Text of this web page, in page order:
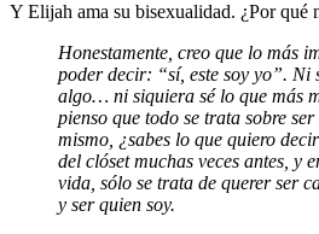
Y Elijah ama su bisexualidad. ¿Por qué
Honestamente, creo que lo más
poder decir: “sí, este soy yo”. Ni
algo… ni siquiera sé lo que más
pienso que todo se trata sobre
mismo, ¿sabes lo que quiero
del clóset muchas veces antes, y
vida, sólo se trata de querer ser
y ser quien soy.